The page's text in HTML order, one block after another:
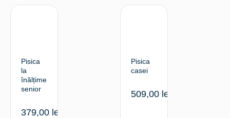
Pisica
la
înălțime
senior
379,00 lei
Pisica
casei
509,00 lei